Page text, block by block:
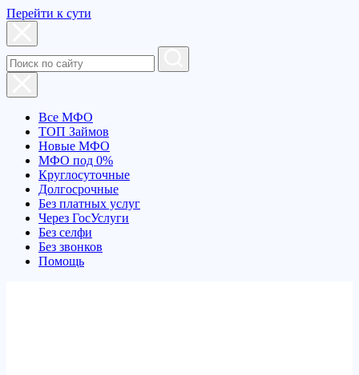
Перейти к сути
Все МФО
ТОП Займов
Новые МФО
МФО под 0%
Круглосуточные
Долгосрочные
Без платных услуг
Через ГосУслуги
Без селфи
Без звонков
Помощь